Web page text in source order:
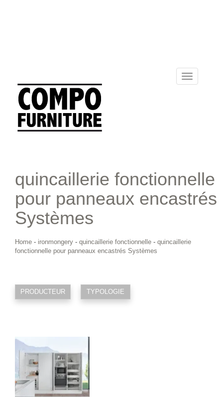
Toggle
navigation
quincaillerie fonctionnelle
pour panneaux encastrés
Systèmes
Home - ironmongery - quincaillerie fonctionnelle - quincaillerie
fonctionnelle pour panneaux encastrés Systèmes
PRODUCTEUR TYPOLOGIE